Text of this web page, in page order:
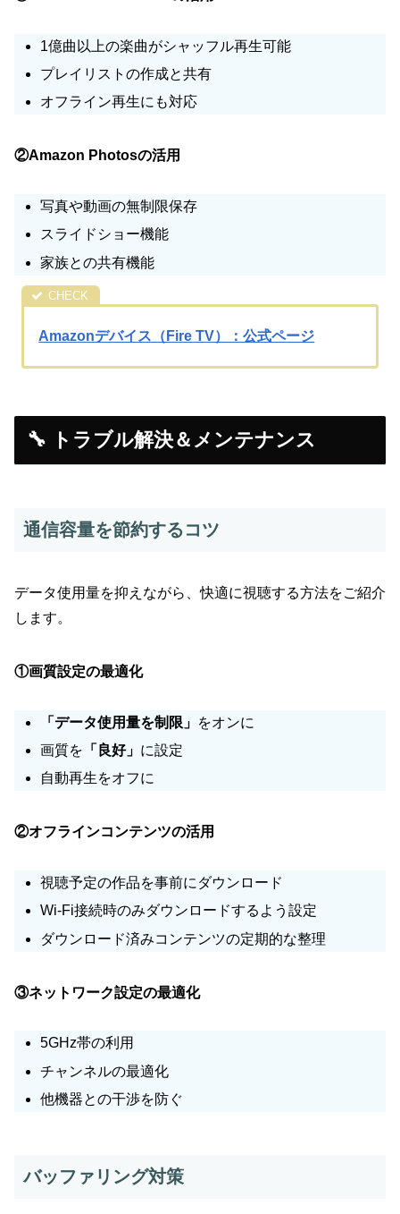
1億曲以上の楽曲がシャッフル再生可能
プレイリストの作成と共有
オフライン再生にも対応
②Amazon Photosの活用
写真や動画の無制限保存
スライドショー機能
家族との共有機能
Amazonデバイス（Fire TV）：公式ページ
🔧 トラブル解決＆メンテナンス
通信容量を節約するコツ
データ使用量を抑えながら、快適に視聴する方法をご紹介
します。
①画質設定の最適化
「データ使用量を制限」 をオンに
画質を 「良好」 に設定
自動再生をオフに
②オフラインコンテンツの活用
視聴予定の作品を事前にダウンロード
Wi-Fi接続時のみダウンロードするよう設定
ダウンロード済みコンテンツの定期的な整理
③ネットワーク設定の最適化
5GHz帯の利用
チャンネルの最適化
他機器との干渉を防ぐ
バッファリング対策